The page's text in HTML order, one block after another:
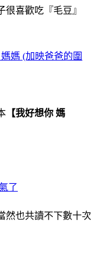
喜歡吃『毛豆』
媽 (加映爸爸的圍
【我好想你 媽
了
然也共讀不下數十次